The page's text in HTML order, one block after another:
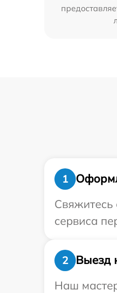
1
Свяжитесь
сервиса
2
Выезд
Наш